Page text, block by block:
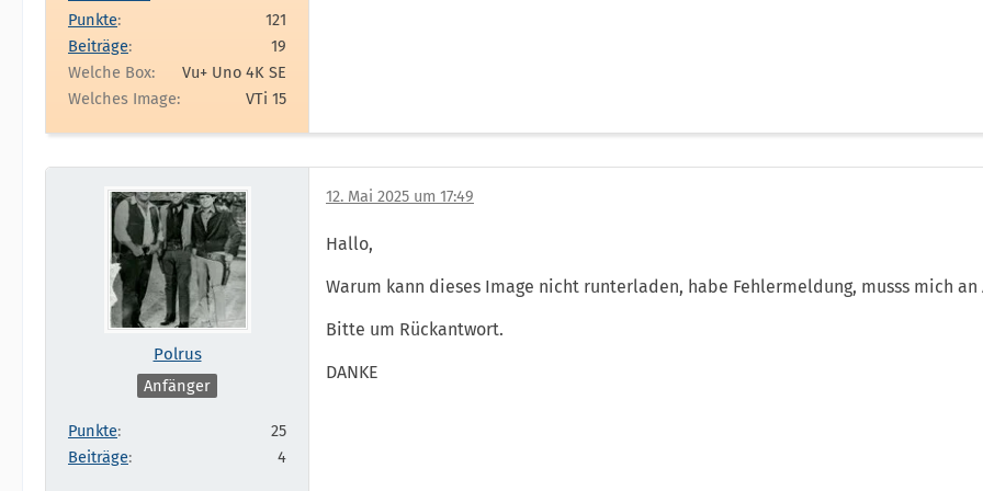
Punkte
121
Beiträge
19
Welche Box
Vu+ Uno 4K SE
Welches Image
VTi 15
Polrus
Anfänger
Punkte
25
Beiträge
4
12. Mai 2025 um 17:49
Hallo,
Warum kann dieses Image nicht runterladen, habe Fehlermeldung, musss mich
Bitte um Rückantwort.
DANKE